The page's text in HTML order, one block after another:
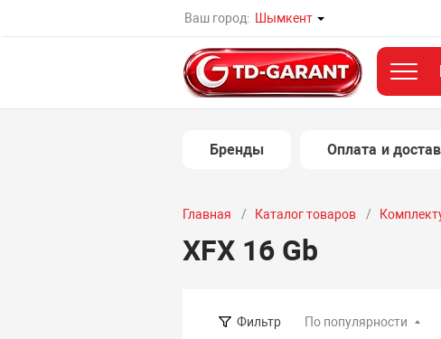
Ваш город: Шымкент
Бренды Оплата и
Главная Каталог товаров
XFX 16 Gb
Фильтр По популярности